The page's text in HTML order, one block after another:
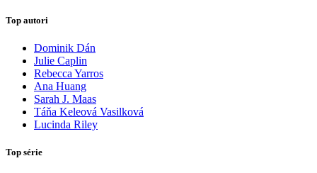
Top autori
Dominik Dán
Julie Caplin
Rebecca Yarros
Ana Huang
Sarah J. Maas
Táňa Keleová Vasilková
Lucinda Riley
Top série